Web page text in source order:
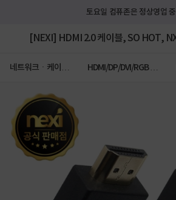
토요일 컴퓨존은 정상영업 중
[NEXI] HDMI 2.0 케이블, SO HOT, NX-HD20015-
네트워크ㆍ케이블
HDMI/DP/DVI/RGB 케